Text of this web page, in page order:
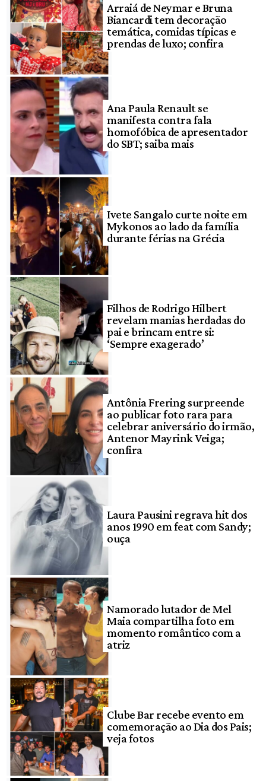
Arraiá de Neymar e Bruna
Biancardi tem decoração
temática, comidas típicas e
prendas de luxo; confira
Ana Paula Renault se
manifesta contra fala
homofóbica de apresentador
do SBT; saiba mais
Ivete Sangalo curte noite em
Mykonos ao lado da família
durante férias na Grécia
Filhos de Rodrigo Hilbert
revelam manias herdadas do
pai e brincam entre si:
‘Sempre exagerado’
Antônia Frering surpreende
ao publicar foto rara para
celebrar aniversário do irmão,
Antenor Mayrink Veiga;
confira
Laura Pausini regrava hit dos
anos 1990 em feat com Sandy;
ouça
Namorado lutador de Mel
Maia compartilha foto em
momento romântico com a
atriz
Clube Bar recebe evento em
comemoração ao Dia dos Pais;
veja fotos